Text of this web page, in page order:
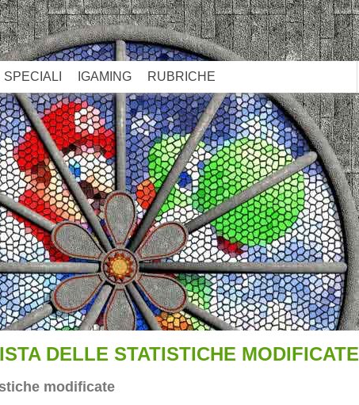
SPECIALI IGAMING RUBRICHE
DELLE STATISTICHE MODIFICATE
modificate